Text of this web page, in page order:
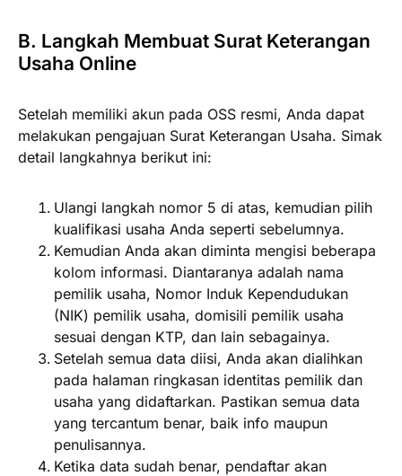
B. Langkah Membuat Surat Keterangan
Usaha Online
Setelah memiliki akun pada OSS resmi, Anda dapat
melakukan pengajuan Surat Keterangan Usaha. Simak
detail langkahnya berikut ini:
Ulangi langkah nomor 5 di atas, kemudian pilih
kualifikasi usaha Anda seperti sebelumnya.
Kemudian Anda akan diminta mengisi beberapa
kolom informasi. Diantaranya adalah nama
pemilik usaha, Nomor Induk Kependudukan
(NIK) pemilik usaha, domisili pemilik usaha
sesuai dengan KTP, dan lain sebagainya.
Setelah semua data diisi, Anda akan dialihkan
pada halaman ringkasan identitas pemilik dan
usaha yang didaftarkan. Pastikan semua data
yang tercantum benar, baik info maupun
penulisannya.
Ketika data sudah benar, pendaftar akan